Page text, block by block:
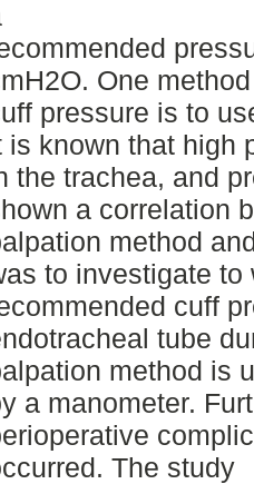
One
pressure is to
is known that high
the trachea, and
a correlation
method
to investigate to
cuff
tube
method is
a manometer.
The study